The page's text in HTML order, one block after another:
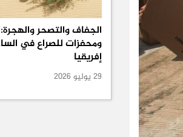
الجفاف والتصحر
ومحفزات للصراع في
إفريقيا
29 يوليو 2026